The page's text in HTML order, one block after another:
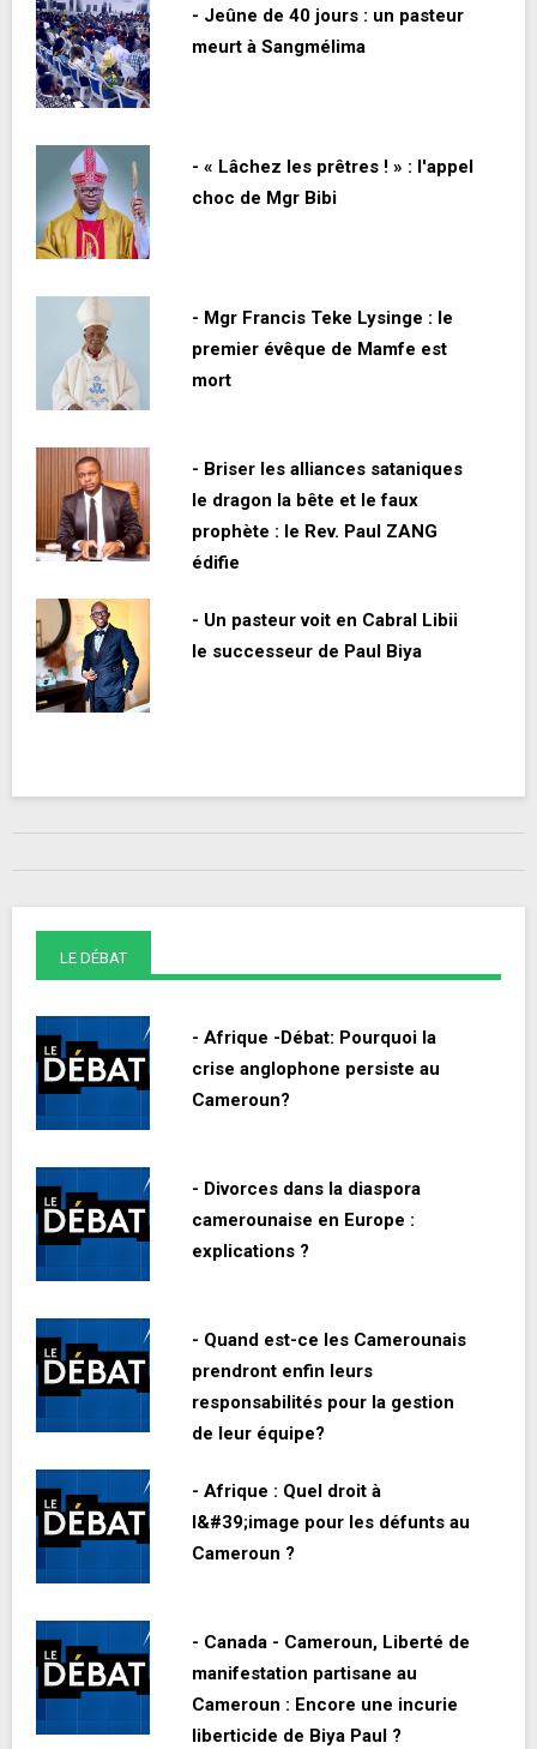
- Jeûne de 40 jours : un pasteur
meurt à Sangmélima
- « Lâchez les prêtres ! » : l'appel
choc de Mgr Bibi
- Mgr Francis Teke Lysinge : le
premier évêque de Mamfe est
mort
- Briser les alliances sataniques
le dragon la bête et le faux
prophète : le Rev. Paul ZANG
édifie
- Un pasteur voit en Cabral Libii
le successeur de Paul Biya
LE DÉBAT
- Afrique -Débat: Pourquoi la
crise anglophone persiste au
Cameroun?
- Divorces dans la diaspora
camerounaise en Europe :
explications ?
- Quand est-ce les Camerounais
prendront enfin leurs
responsabilités pour la gestion
de leur équipe?
- Afrique : Quel droit à
l&#39;image pour les défunts au
Cameroun ?
- Canada - Cameroun, Liberté de
manifestation partisane au
Cameroun : Encore une incurie
liberticide de Biya Paul ?